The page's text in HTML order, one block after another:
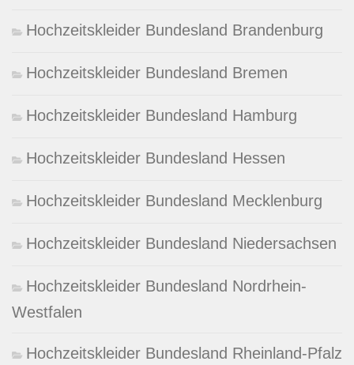
Hochzeitskleider Bundesland Brandenburg
Hochzeitskleider Bundesland Bremen
Hochzeitskleider Bundesland Hamburg
Hochzeitskleider Bundesland Hessen
Hochzeitskleider Bundesland Mecklenburg
Hochzeitskleider Bundesland Niedersachsen
Hochzeitskleider Bundesland Nordrhein-
Westfalen
Hochzeitskleider Bundesland Rheinland-Pfalz